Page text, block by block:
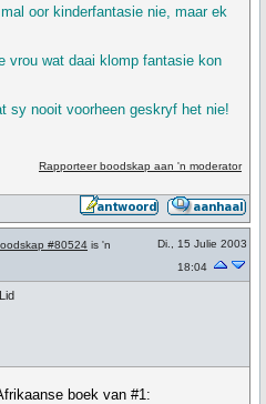
oor kinderfantasie nie, maar ek
vrou wat daai klomp fantasie kon
sy nooit voorheen geskryf het nie!
Rapporteer boodskap aan 'n moderator
#80524 is 'n
Di., 15 Julie 2003
18:04
boek van #1: